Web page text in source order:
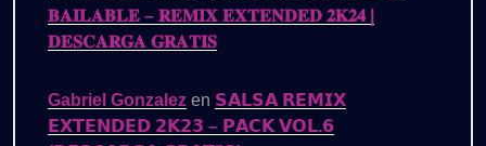
𝐁𝐀𝐈𝐋𝐀𝐁𝐋𝐄 – 𝐑𝐄𝐌𝐈𝐗 𝐄𝐗𝐓𝐄𝐍𝐃𝐄𝐃 𝟐𝐊𝟐𝟒 |
𝐃𝐄𝐒𝐂𝐀𝐑𝐆𝐀 𝐆𝐑𝐀𝐓𝐈𝐒
Gabriel Gonzalez en 𝗦𝗔𝗟𝗦𝗔 𝗥𝗘𝗠𝗜𝗫
𝗘𝗫𝗧𝗘𝗡𝗗𝗘𝗗 𝟮𝗞𝟮𝟯 – 𝗣𝗔𝗖𝗞 𝗩𝗢𝗟.𝟲